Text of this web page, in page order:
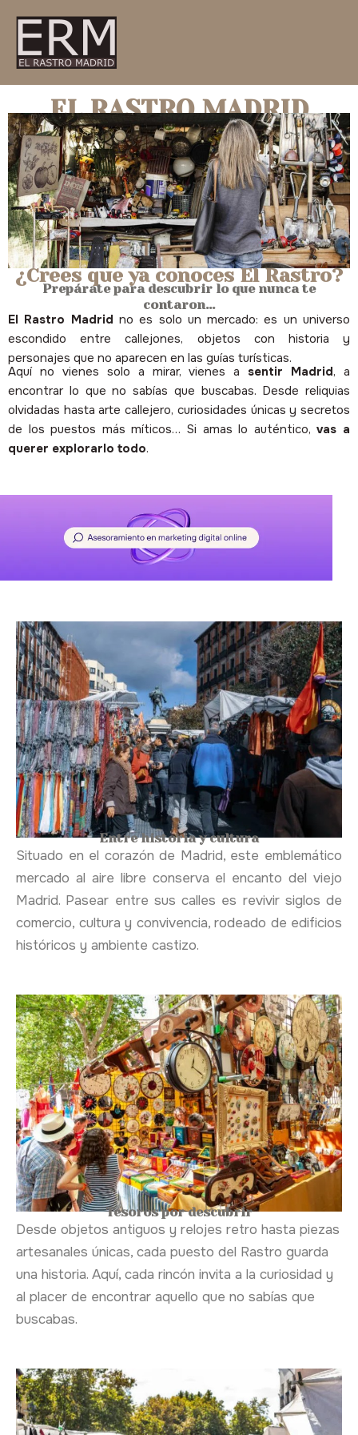
contenido
EL RASTRO MADRID
¿Crees que ya conoces El Rastro?
Prepárate para descubrir lo que nunca te
contaron...
El Rastro Madrid no es solo un mercado: es un universo
escondido entre callejones, objetos con historia y
personajes que no aparecen en las guías turísticas.
Aquí no vienes solo a mirar, vienes a sentir Madrid, a
encontrar lo que no sabías que buscabas. Desde reliquias
olvidadas hasta arte callejero, curiosidades únicas y secretos
de los puestos más míticos… Si amas lo auténtico,vas a
querer explorarlo todo.
Entre historia y cultura
Situado en el corazón de Madrid, este emblemático
mercado al aire libre conserva el encanto del viejo
Madrid. Pasear entre sus calles es revivir siglos de
comercio, cultura y convivencia, rodeado de edificios
históricos y ambiente castizo.
Tesoros por descubrir
Desde objetos antiguos y relojes retro hasta piezas
artesanales únicas, cada puesto del Rastro guarda
una historia. Aquí, cada rincón invita a la curiosidad y
al placer de encontrar aquello que no sabías que
buscabas.